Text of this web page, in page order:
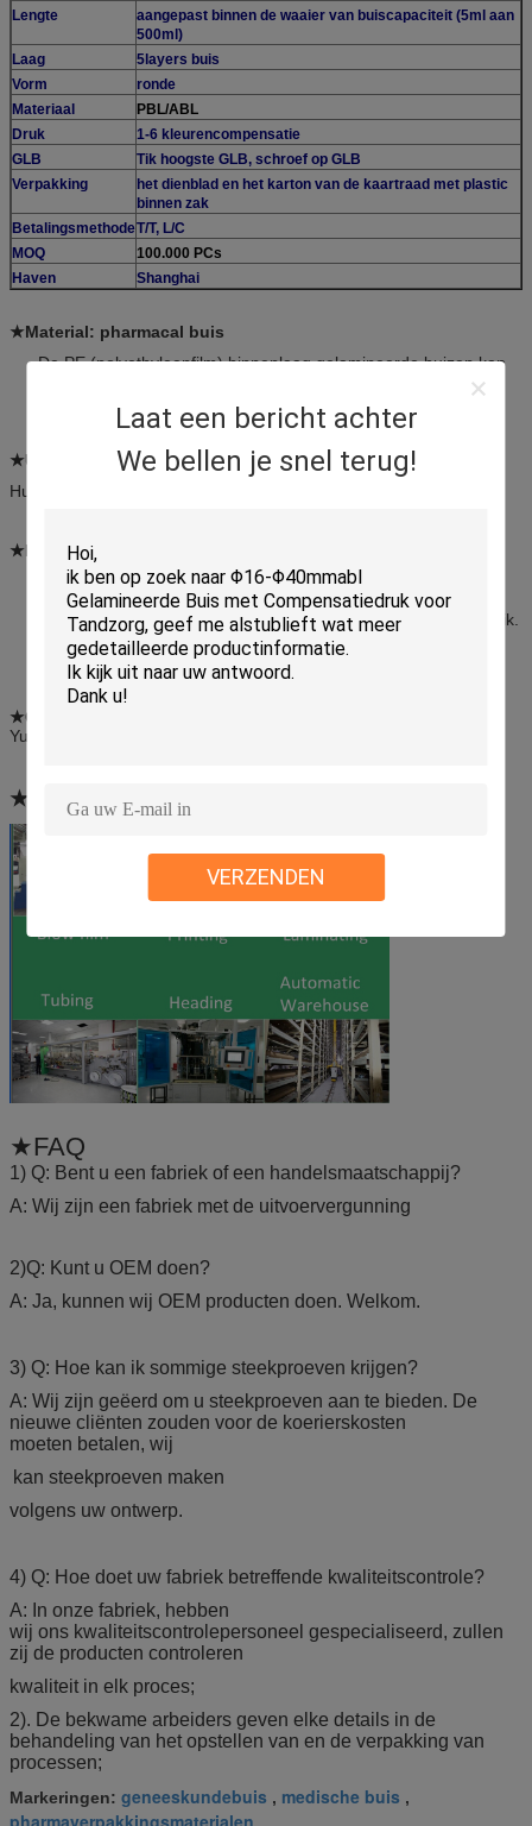
Laat een bericht achter
We bellen je snel terug!
VERZENDEN
Lengte
aangepast binnen de waaier van buiscapaciteit (5ml aan
500ml)
Laag
5layers buis
Vorm
ronde
Materiaal
PBL/ABL
Druk
1-6 kleurencompensatie
GLB
Tik hoogste GLB, schroef op GLB
Verpakking
het dienblad en het karton van de kaartraad met plastic
binnen zak
BetalingsmethodeT/T, L/C
MOQ
100.000 PCs
Haven
Shanghai
★Material: pharmacal buis
De PE (polyethyleenfilm) binnenlaag gelamineerde buizen kan
★Usage:
Huidbehandeling, voetschimmel, babynappy uitbarsting.
★Feature:
De gelamineerde buizen keuren vlakke druk met goede
schurende weerstand goed. De gelamineerde buizen worden
geproduceerd in een schoon milieu en met laag energieverbruik.
Er is een specifiek gebied voor het verbeteren van de
verschijning en de functionaliteit van gelamineerde buizen.
★Customer brandmerk:
Yunnanbaiyao enz.
★Our werkschema
★FAQ
1) Q: Bent u een fabriek of een handelsmaatschappij?
A: Wij zijn een fabriek met de uitvoervergunning
2)Q: Kunt u OEM doen?
A: Ja, kunnen wij OEM producten doen. Welkom.
3) Q: Hoe kan ik sommige steekproeven krijgen?
A: Wij zijn geëerd om u steekproeven aan te bieden. De
nieuwe cliënten zouden voor de koerierskosten
moeten betalen, wij
kan steekproeven maken
volgens uw ontwerp.
4) Q: Hoe doet uw fabriek betreffende kwaliteitscontrole?
A: In onze fabriek, hebben
wij ons kwaliteitscontrolepersoneel gespecialiseerd, zullen
zij de producten controleren
kwaliteit in elk proces;
2). De bekwame arbeiders geven elke details in de
behandeling van het opstellen van en de verpakking van
processen;
Markeringen: geneeskundebuis , medische buis ,
pharmaverpakkingsmaterialen